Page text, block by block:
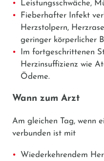
Leistungsschwäche,
Fieberhafter Infekt
Herzstolpern,
geringer körperlicher
Im fortgeschrittenen
Herzinsuffizienz wie
Ödeme.
Wann zum Arzt
Am gleichen Tag, wenn
verbunden ist mit
Wiederkehrendem